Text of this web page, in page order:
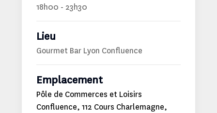
18h00 - 23h30
Lieu
Gourmet Bar Lyon Confluence
Emplacement
Pôle de Commerces et Loisirs
Confluence, 112 Cours Charlemagne,